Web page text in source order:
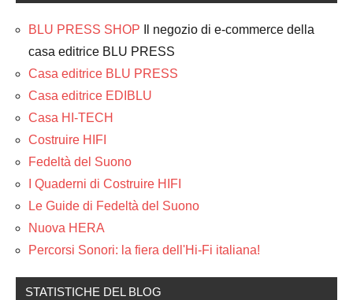
BLU PRESS SHOP Il negozio di e-commerce della
casa editrice BLU PRESS
Casa editrice BLU PRESS
Casa editrice EDIBLU
Casa HI-TECH
Costruire HIFI
Fedeltà del Suono
I Quaderni di Costruire HIFI
Le Guide di Fedeltà del Suono
Nuova HERA
Percorsi Sonori: la fiera dell'Hi-Fi italiana!
STATISTICHE DEL BLOG